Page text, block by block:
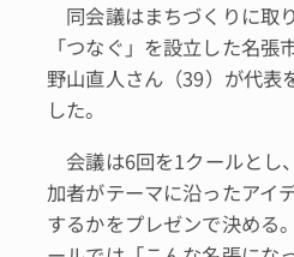
同会議はまちづくりに取
「つなぐ」を設立した名張
野山直人さん（39）が代表
した。
会議は6回を1クールとし
加者がテーマに沿ったアイ
するかをプレゼンで決める